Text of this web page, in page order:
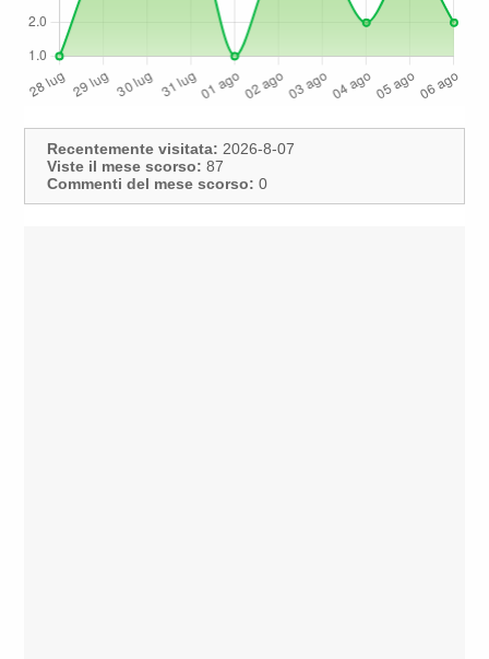
Recentemente visitata: 2026-8-07
Viste il mese scorso: 87
Commenti del mese scorso: 0